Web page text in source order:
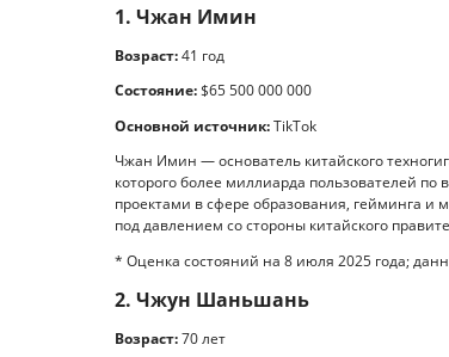
1. Чжан Имин
Возраст:41 год
Состояние:$65 500 000 000
Основной источник:TikTok
Чжан Имин — основатель китайского
которого более миллиарда пользователей
проектами в сфере образования, гейминга и
под давлением со стороны китайского
* Оценка состояний на 8 июля 2025 года;
2. Чжун Шаньшань
Возраст:70 лет